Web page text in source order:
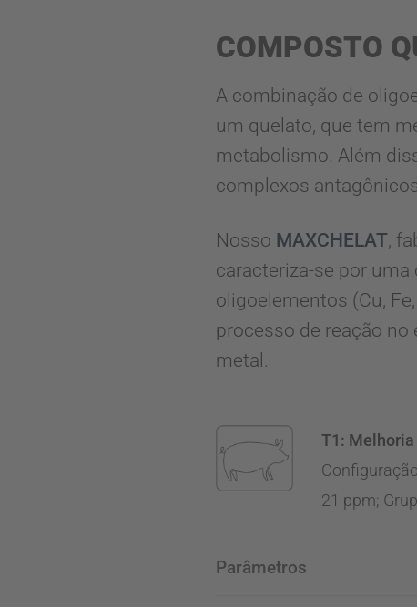
COMPOSTO
A combinação de
um quelato, que tem
metabolismo. Além
complexos
Nosso MAXCHELAT,
caracteriza-se por
oligoelementos (Cu,
processo de reação
metal.
T1:
21 ppm;
Parâmetros